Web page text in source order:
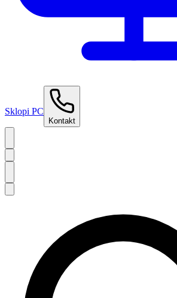
Sklopi PC
Kontakt